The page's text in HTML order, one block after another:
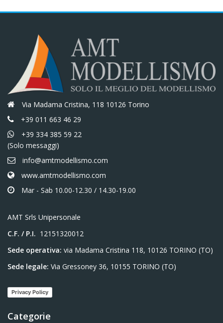
Via Madama Cristina, 118 10126 Torino
+39 011 663 46 29
+39 334 385 59 22
(Solo messaggi)
info@amtmodellismo.com
www.amtmodellismo.com
Mar - Sab 10.00-12.30 / 14.30-19.00
AMT Srls Unipersonale
C.F. / P.I. 12151320012
Sede operativa: via Madama Cristina 118, 10126 TORINO (TO)
Sede legale: Via Gressoney 36, 10155 TORINO (TO)
Privacy Policy
Categorie